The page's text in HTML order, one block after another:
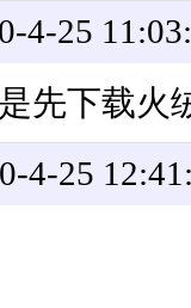
4-25
先下载火
4-25